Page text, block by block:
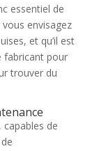
essentiel de
envisagez
et qu’il est
fabricant pour
trouver du
de